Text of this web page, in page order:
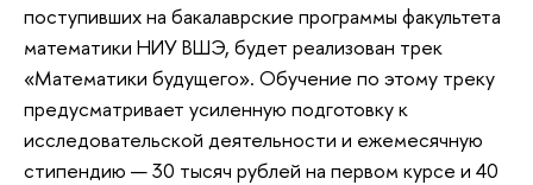
поступивших на бакалаврские программы факультета
математики НИУ ВШЭ, будет реализован трек
«Математики будущего». Обучение по этому треку
предусматривает усиленную подготовку к
исследовательской деятельности и ежемесячную
стипендию — 30 тысяч рублей на первом курсе и 40